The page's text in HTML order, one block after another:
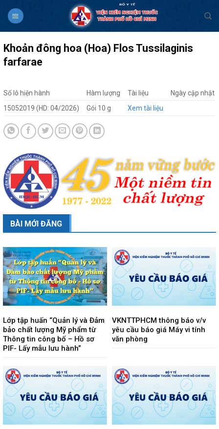
Khoản đông hoa (Hoa) Flos Tussilaginis
farfarae
Số lô hiện hành Hàm lượng Tài liệu
Ngày cập nhật
15052019 (HD: 04/2026)
Gói 10 g Xem tài liệu
BÀI MỚI ĐĂNG
Lớp tập huấn “Quản lý và Đảm
bảo chất lượng Mỹ phẩm từ
Thông tin công bố – Hồ sơ
PIF- Lấy mẫu lưu hành”
VKNTTPHCM thông báo v/v
yêu cầu báo giá Máy vi tính
văn phòng